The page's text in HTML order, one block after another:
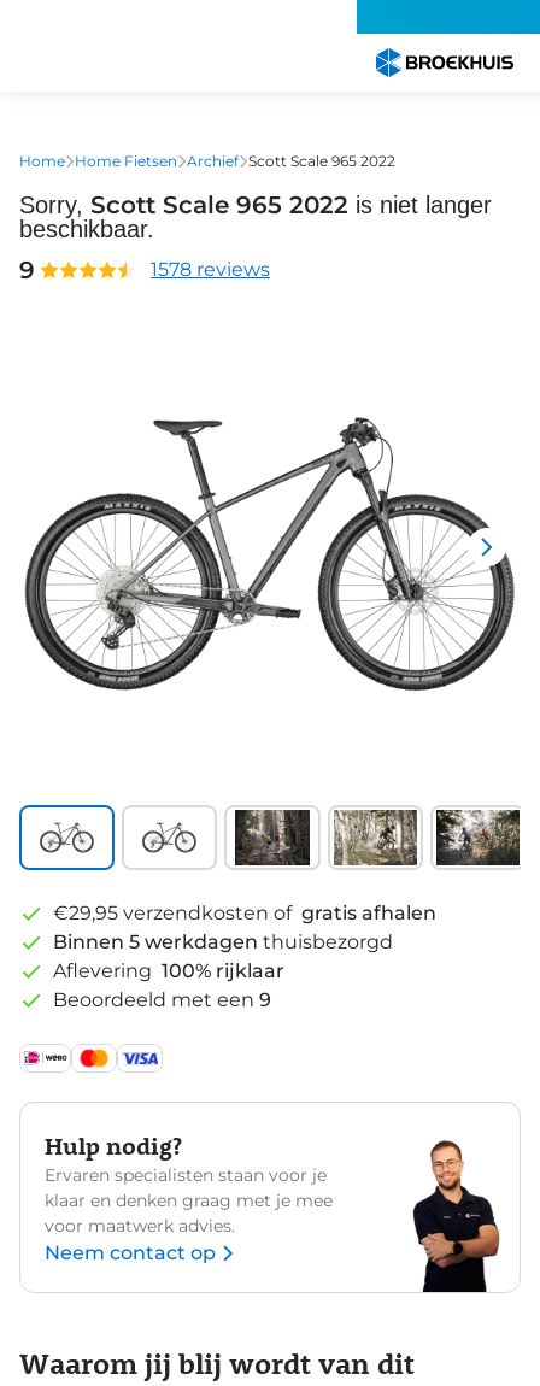
gaan
Home Home Fietsen Archief Scott Scale 965 2022
Sorry, Scott Scale 965 2022 is niet langer
beschikbaar.
9 1578 reviews
€29,95 verzendkosten of gratis afhalen
Binnen 5 werkdagen thuisbezorgd
Aflevering 100% rijklaar
Beoordeeld met een 9
Hulp nodig?
Ervaren specialisten staan voor je
klaar en denken graag met je mee
voor maatwerk advies.
Neem contact op
Waarom jij blij wordt van dit